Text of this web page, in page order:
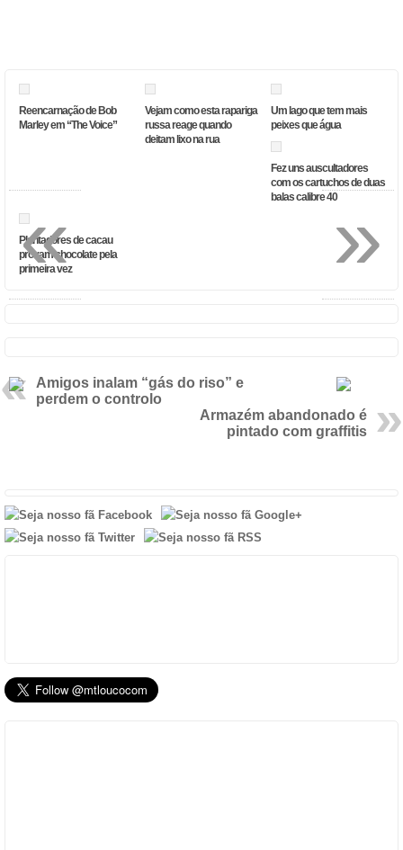
Reencarnação de Bob
Marley em “The Voice”
Vejam como esta rapariga
russa reage quando
deitam lixo na rua
Um lago que tem mais
peixes que água
Fez uns auscultadores
com os cartuchos de duas
balas calibre 40
Plantadores de cacau
provam chocolate pela
primeira vez
Amigos inalam “gás do riso” e
perdem o controlo
Armazém abandonado é
pintado com graffitis
»
«